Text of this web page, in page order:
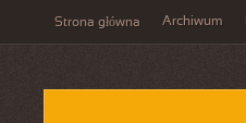
Strona główna Archiwum